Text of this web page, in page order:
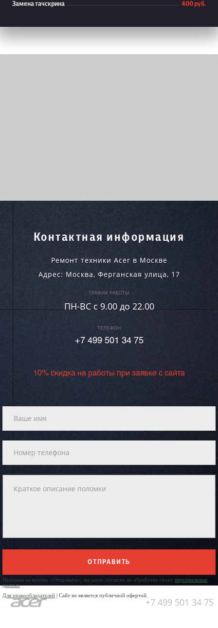
Замена тачскрина 400 руб.
Контактная информация
Ремонт техники Acer в Москве
Адрес: Москва, Ферганская улица, 17
ГРАФИК РАБОТЫ
ПН-ВC c 9.00 до 22.00
ТЕЛЕФОН
+7 499 501 34 75
10% скидка на работы при заявке с сайта
ОТПРАВИТЬ
Нажимая на кнопку «Отправить», вы даете согласие на обработку своих персональных
данных
Для правообладателей | Сайт не является публичной офертой.
+7 499 501 34 75